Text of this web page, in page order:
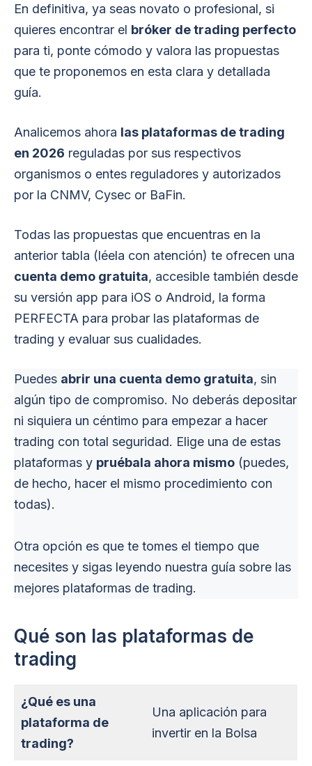
En definitiva, ya seas novato o profesional, si
quieres encontrar el bróker de trading perfecto
para ti, ponte cómodo y valora las propuestas
que te proponemos en esta clara y detallada
guía.
Analicemos ahora las plataformas de trading
en 2026 reguladas por sus respectivos
organismos o entes reguladores y autorizados
por la CNMV, Cysec or BaFin.
Todas las propuestas que encuentras en la
anterior tabla (léela con atención) te ofrecen una
cuenta demo gratuita, accesible también desde
su versión app para iOS o Android, la forma
PERFECTA para probar las plataformas de
trading y evaluar sus cualidades.
Puedes abrir una cuenta demo gratuita, sin
algún tipo de compromiso. No deberás depositar
ni siquiera un céntimo para empezar a hacer
trading con total seguridad. Elige una de estas
plataformas y pruébala ahora mismo (puedes,
de hecho, hacer el mismo procedimiento con
todas).
Otra opción es que te tomes el tiempo que
necesites y sigas leyendo nuestra guía sobre las
mejores plataformas de trading.
Qué son las plataformas de
trading
¿Qué es una
plataforma de
trading?
Una aplicación para
invertir en la Bolsa